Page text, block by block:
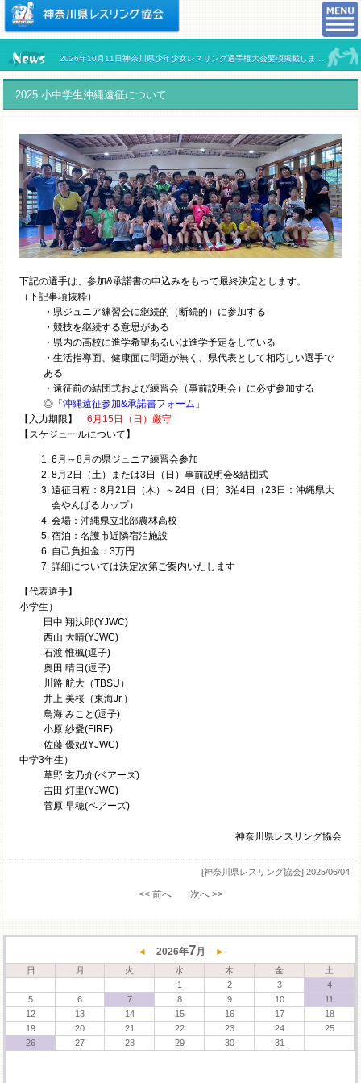
2025 小中学生沖縄遠征について
下記の選手は、参加&承諾書の申込みをもって最終決定とします。
（下記事項抜粋）
・県ジュニア練習会に継続的（断続的）に参加する
・競技を継続する意思がある
・県内の高校に進学希望あるいは進学予定をしている
・生活指導面、健康面に問題が無く、県代表として相応しい選手で
ある
・遠征前の結団式および練習会（事前説明会）に必ず参加する
◎「沖縄遠征参加&承諾書フォーム 」
【入力期限】6月15日（日）厳守
【スケジュールについて】
6月～8月の県ジュニア練習会参加
8月2日（土）または3日（日）事前説明会&結団式
遠征日程：8月21日（木）～24日（日）3泊4日（23日：沖縄県大
会やんばるカップ）
会場：沖縄県立北部農林高校
宿泊：名護市近隣宿泊施設
自己負担金：3万円
詳細については決定次第ご案内いたします
【代表選手】
小学生）
田中 翔汰郎(YJWC)
西山 大晴(YJWC)
石渡 惟楓(逗子)
奥田 晴日(逗子)
川路 航大（TBSU）
井上 美桜（東海Jr.）
鳥海 みこと(逗子)
小原 紗愛(FIRE)
佐藤 優妃(YJWC)
中学3年生）
草野 玄乃介(ベアーズ)
吉田 灯里(YJWC)
菅原 早穂(ベアーズ)
神奈川県レスリング協会
[神奈川県レスリング協会] 2025/06/04
<< 前へ 次へ >>
◄ 2026年7月 ►
日 月 火 水 木 金
土
1
2 3
4
5
6 7 8 9 10
11
12
13 14 15 16 17
18
19
20 21 22 23 24
25
26
27 28 29 30 31